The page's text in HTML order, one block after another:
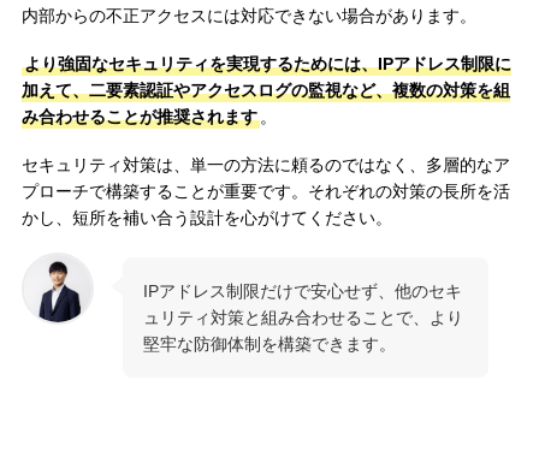
内部からの不正アクセスには対応できない場合があります。
より強固なセキュリティを実現するためには、IPアドレス制限に
加えて、二要素認証やアクセスログの監視など、複数の対策を組
み合わせることが推奨されます。
セキュリティ対策は、単一の方法に頼るのではなく、多層的なア
プローチで構築することが重要です。それぞれの対策の長所を活
かし、短所を補い合う設計を心がけてください。
IPアドレス制限だけで安心せず、他のセキ
ュリティ対策と組み合わせることで、より
堅牢な防御体制を構築できます。